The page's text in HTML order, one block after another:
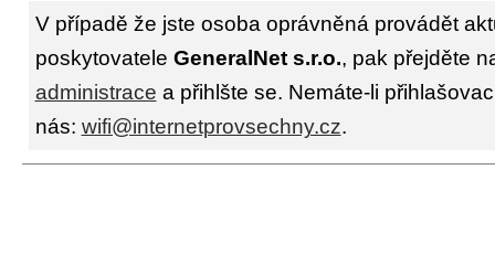
V případě že jste osoba oprávněná provádět
poskytovatele GeneralNet s.r.o., pak přejděte
administrace a přihlšte se. Nemáte-li
nás: wifi@internetprovsechny.cz.